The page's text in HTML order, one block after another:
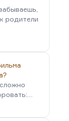
родители